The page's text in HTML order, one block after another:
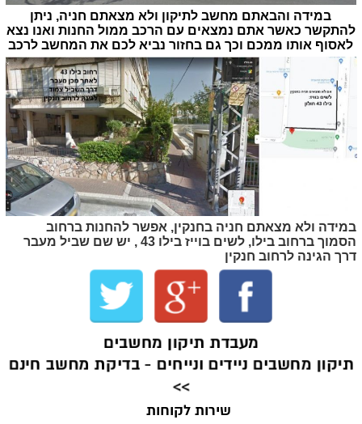
שירות לקוחות
מעבדת תיקון מחשבים
תיקון מחשבים ניידים ונייחים - בדיקת מחשב חינם
>>
במידה והבאתם מחשב לתיקון ולא מצאתם חניה, ניתן
להתקשר כאשר אתם נמצאים עם הרכב ממול החנות ואנו נצא
לאסוף אותו ממכם וכך גם בחזור נביא לכם את המחשב לרכב
במידה ולא מצאתם חניה בחנקין, אפשר להחנות ברחוב
הסמוך ברחוב בילו, לשים בוייז בילו 43 , יש שם שביל מעבר
דרך הגינה לרחוב חנקין